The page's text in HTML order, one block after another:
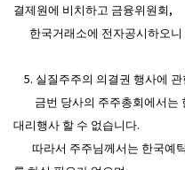
결제원에 비치하고 금융위원회,
한국거래소에 전자공시하오니
5. 실질주주의 의결권 행사에
금번 당사의 주주총회에서는
대리행사 할 수 없습니다.
따라서 주주님께서는 한국예